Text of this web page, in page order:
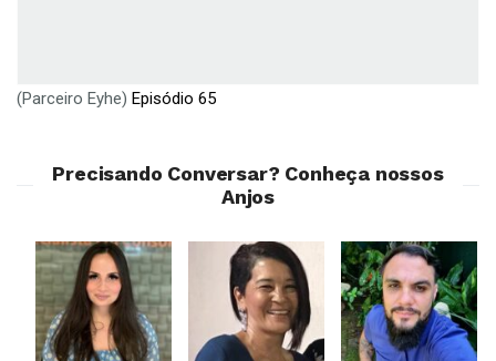
(Parceiro Eyhe) Episódio 65
Precisando Conversar? Conheça nossos
Anjos